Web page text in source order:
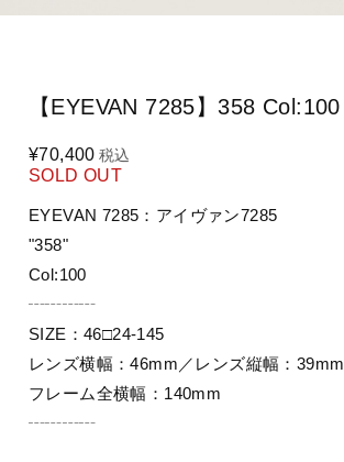
【EYEVAN 7285】358 Col:100
¥70,400 税込
SOLD OUT
EYEVAN 7285：アイヴァン7285
"358"
Col:100
┄┄┄┄
SIZE：46□24-145
レンズ横幅：46mm／レンズ縦幅：39mm
フレーム全横幅：140mm
┄┄┄┄